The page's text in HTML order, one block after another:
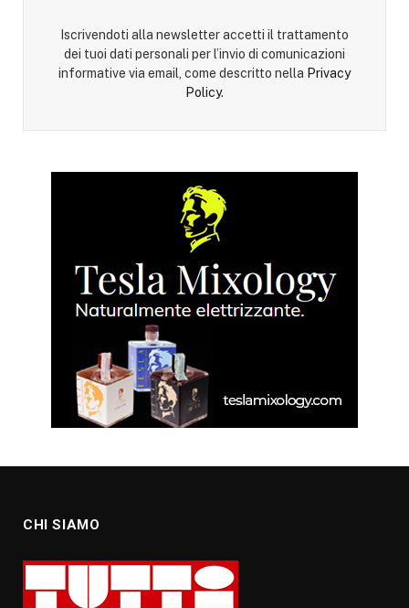
Iscrivendoti alla newsletter accetti il trattamento
dei tuoi dati personali per l’invio di comunicazioni
informative via email, come descritto nella Privacy
Policy.
CHI SIAMO